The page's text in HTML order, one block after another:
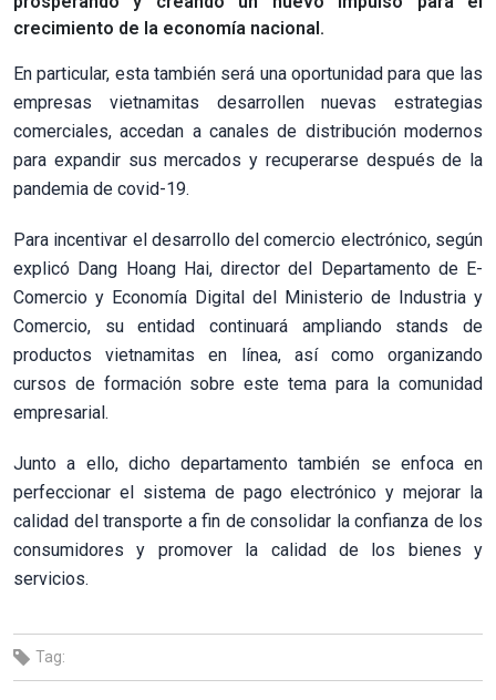
crecimiento de la economía nacional.
En particular, esta también será una oportunidad para que las
empresas vietnamitas desarrollen nuevas estrategias
comerciales, accedan a canales de distribución modernos
para expandir sus mercados y recuperarse después de la
pandemia de covid-19.
Para incentivar el desarrollo del comercio electrónico, según
explicó Dang Hoang Hai, director del Departamento de E-
Comercio y Economía Digital del Ministerio de Industria y
Comercio, su entidad continuará ampliando stands de
productos vietnamitas en línea, así como organizando
cursos de formación sobre este tema para la comunidad
empresarial.
Junto a ello, dicho departamento también se enfoca en
perfeccionar el sistema de pago electrónico y mejorar la
calidad del transporte a fin de consolidar la confianza de los
consumidores y promover la calidad de los bienes y
servicios.
Tag: